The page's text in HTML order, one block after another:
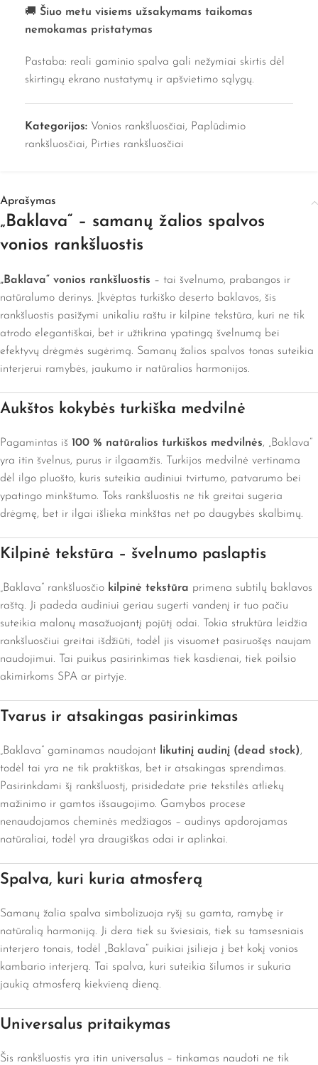
🚚 Šiuo metu visiems užsakymams taikomas
nemokamas pristatymas
Pastaba: reali gaminio spalva gali nežymiai skirtis dėl
skirtingų ekrano nustatymų ir apšvietimo sąlygų.
Kategorijos: Vonios rankšluosčiai, Paplūdimio
rankšluosčiai, Pirties rankšluosčiai
Aprašymas
„Baklava“ – samanų žalios spalvos
vonios rankšluostis
„Baklava“ vonios rankšluostis – tai švelnumo, prabangos ir
natūralumo derinys. Įkvėptas turkiško deserto baklavos, šis
rankšluostis pasižymi unikaliu raštu ir kilpine tekstūra, kuri ne tik
atrodo elegantiškai, bet ir užtikrina ypatingą švelnumą bei
efektyvų drėgmės sugėrimą. Samanų žalios spalvos tonas suteikia
interjerui ramybės, jaukumo ir natūralios harmonijos.
Aukštos kokybės turkiška medvilnė
Pagamintas iš 100 % natūralios turkiškos medvilnės, „Baklava“
yra itin švelnus, purus ir ilgaamžis. Turkijos medvilnė vertinama
dėl ilgo pluošto, kuris suteikia audiniui tvirtumo, patvarumo bei
ypatingo minkštumo. Toks rankšluostis ne tik greitai sugeria
drėgmę, bet ir ilgai išlieka minkštas net po daugybės skalbimų.
Kilpinė tekstūra – švelnumo paslaptis
„Baklava“ rankšluosčio kilpinė tekstūra primena subtilų baklavos
raštą. Ji padeda audiniui geriau sugerti vandenį ir tuo pačiu
suteikia malonų masažuojantį pojūtį odai. Tokia struktūra leidžia
rankšluosčiui greitai išdžiūti, todėl jis visuomet pasiruošęs naujam
naudojimui. Tai puikus pasirinkimas tiek kasdienai, tiek poilsio
akimirkoms SPA ar pirtyje.
Tvarus ir atsakingas pasirinkimas
„Baklava“ gaminamas naudojant likutinį audinį (dead stock),
todėl tai yra ne tik praktiškas, bet ir atsakingas sprendimas.
Pasirinkdami šį rankšluostį, prisidedate prie tekstilės atliekų
mažinimo ir gamtos išsaugojimo. Gamybos procese
nenaudojamos cheminės medžiagos – audinys apdorojamas
natūraliai, todėl yra draugiškas odai ir aplinkai.
Spalva, kuri kuria atmosferą
Samanų žalia spalva simbolizuoja ryšį su gamta, ramybę ir
natūralią harmoniją. Ji dera tiek su šviesiais, tiek su tamsesniais
interjero tonais, todėl „Baklava“ puikiai įsilieja į bet kokį vonios
kambario interjerą. Tai spalva, kuri suteikia šilumos ir sukuria
jaukią atmosferą kiekvieną dieną.
Universalus pritaikymas
Šis rankšluostis yra itin universalus – tinkamas naudoti ne tik